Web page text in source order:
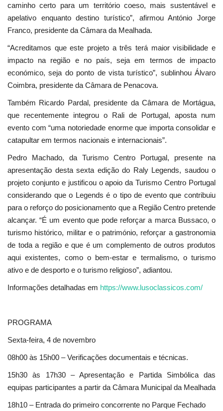
caminho certo para um território coeso, mais sustentável e
apelativo enquanto destino turístico”, afirmou António Jorge
Franco, presidente da Câmara da Mealhada.
“Acreditamos que este projeto a três terá maior visibilidade e
impacto na região e no país, seja em termos de impacto
económico, seja do ponto de vista turístico”, sublinhou Álvaro
Coimbra, presidente da Câmara de Penacova.
Também Ricardo Pardal, presidente da Câmara de Mortágua,
que recentemente integrou o Rali de Portugal, aposta num
evento com “uma notoriedade enorme que importa consolidar e
catapultar em termos nacionais e internacionais”.
Pedro Machado, da Turismo Centro Portugal, presente na
apresentação desta sexta edição do Raly Legends, saudou o
projeto conjunto e justificou o apoio da Turismo Centro Portugal
considerando que o Legends é o tipo de evento que contribuiu
para o reforço do posicionamento que a Região Centro pretende
alcançar. “É um evento que pode reforçar a marca Bussaco, o
turismo histórico, militar e o património, reforçar a gastronomia
de toda a região e que é um complemento de outros produtos
aqui existentes, como o bem-estar e termalismo, o turismo
ativo e de desporto e o turismo religioso”, adiantou.
Informações detalhadas em https://www.lusoclassicos.com/
PROGRAMA
Sexta-feira, 4 de novembro
08h00 às 15h00 – Verificações documentais e técnicas.
15h30 às 17h30 – Apresentação e Partida Simbólica das
equipas participantes a partir da Câmara Municipal da Mealhada
18h10 – Entrada do primeiro concorrente no Parque Fechado